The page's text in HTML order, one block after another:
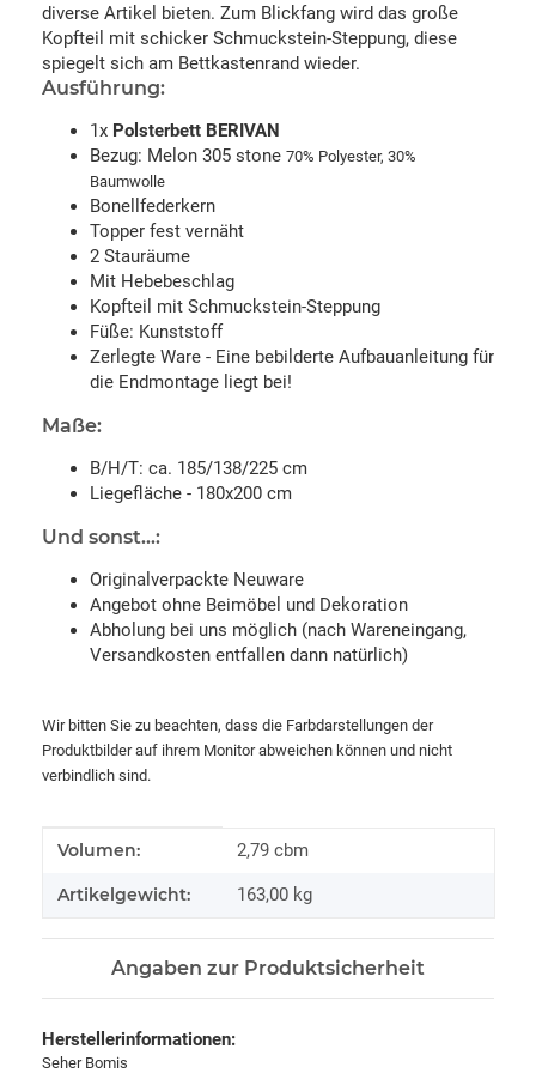
diverse Artikel bieten. Zum Blickfang wird das große
Kopfteil mit schicker Schmuckstein-Steppung, diese
spiegelt sich am Bettkastenrand wieder.
Ausführung:
1x Polsterbett BERIVAN
Bezug: Melon 305 stone 70% Polyester, 30%
Baumwolle
Bonellfederkern
Topper fest vernäht
2 Stauräume
Mit Hebebeschlag
Kopfteil mit Schmuckstein-Steppung
Füße: Kunststoff
Zerlegte Ware - Eine bebilderte Aufbauanleitung für
die Endmontage liegt bei!
Maße:
B/H/T: ca. 185/138/225 cm
Liegefläche - 180x200 cm
Und sonst...:
Originalverpackte Neuware
Angebot ohne Beimöbel und Dekoration
Abholung bei uns möglich (nach Wareneingang,
Versandkosten entfallen dann natürlich)
Wir bitten Sie zu beachten, dass die Farbdarstellungen der
Produktbilder auf ihrem Monitor abweichen können und nicht
verbindlich sind.
Produkteigenschaft
Wert
Volumen: 2,79 cbm
Artikelgewicht: 163,00 kg
Angaben zur Produktsicherheit
Herstellerinformationen:
Seher Bomis